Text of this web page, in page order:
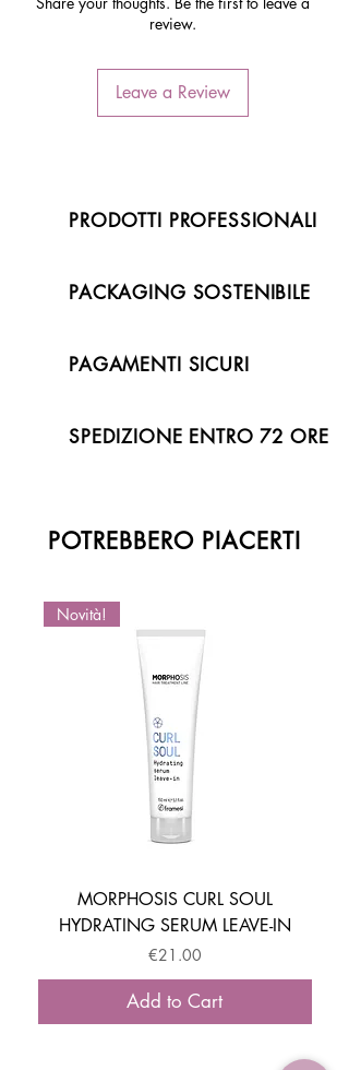
review.
Leave a Review
PRODOTTI PROFESSIONALI
PACKAGING SOSTENIBILE
PAGAMENTI SICURI
SPEDIZIONE ENTRO 72 ORE
POTREBBERO PIACERTI
Novità!
MORPHOSIS CURL SOUL
HYDRATING SERUM LEAVE-IN
Price
€21.00
Add to Cart